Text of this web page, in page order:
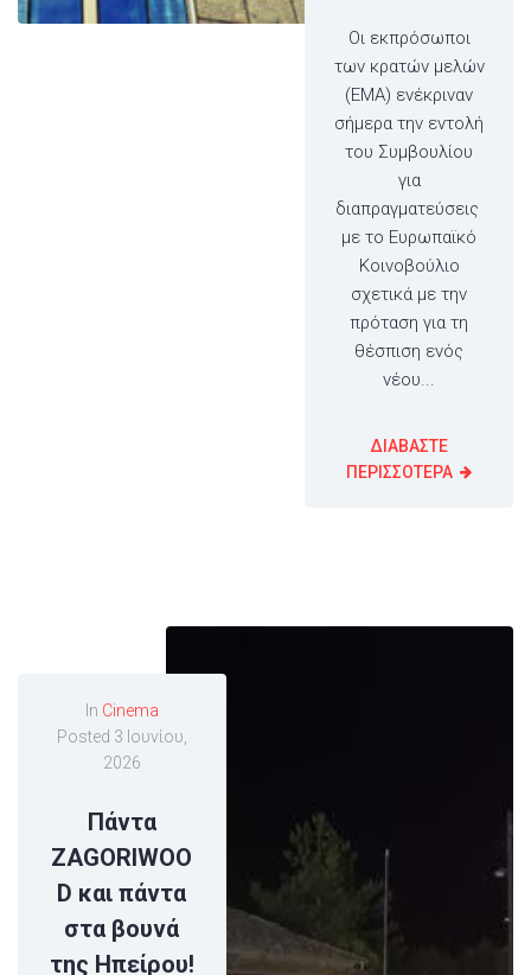
Οι εκπρόσωποι
των κρατών μελών
(ΕΜΑ) ενέκριναν
σήμερα την εντολή
του Συμβουλίου
για
διαπραγματεύσεις
με το Ευρωπαϊκό
Κοινοβούλιο
σχετικά με την
πρόταση για τη
θέσπιση ενός
νέου...
ΔΙΑΒΑΣΤΕ
ΠΕΡΙΣΣΟΤΕΡΑ
In Cinema
Posted 3 Ιουνίου,
2026
Πάντα
ZAGORIWOO
D και πάντα
στα βουνά
της Ηπείρου!